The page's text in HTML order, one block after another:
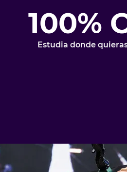
100%
Estudia donde